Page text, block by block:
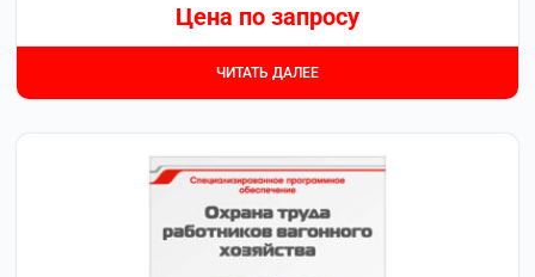
Цена по запросу
ЧИТАТЬ ДАЛЕЕ